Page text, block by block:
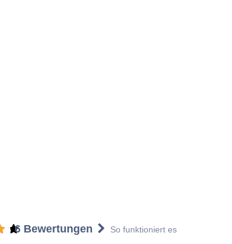
6 Bewertungen So funktioniert es